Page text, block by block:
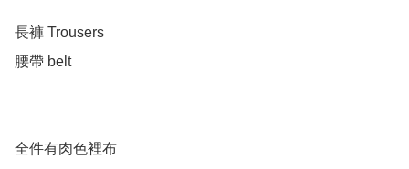
長褲 Trousers
腰帶 belt
全件有肉色裡布